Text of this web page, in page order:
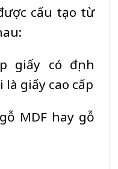
cấu tạo từ
giấy có định
giấy cao cấp
MDF hay gỗ